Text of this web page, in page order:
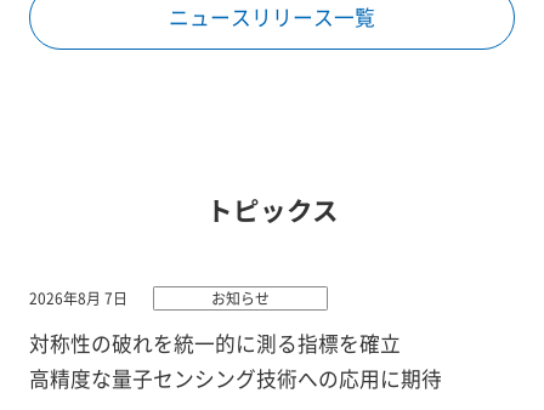
ニュースリリース一覧
トピックス
2026年8月 7日 お知らせ
対称性の破れを統一的に測る指標を確立
高精度な量子センシング技術への応用に期待